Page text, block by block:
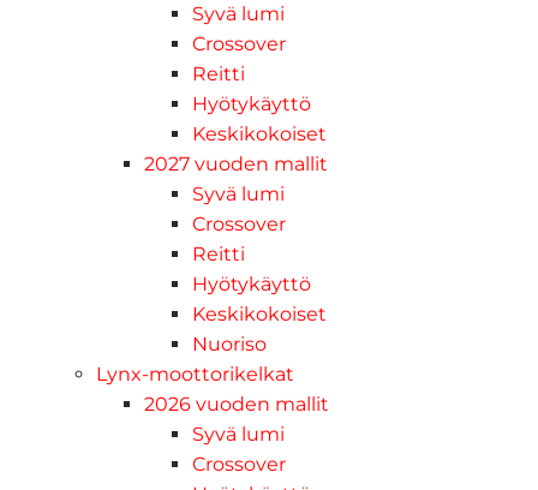
Syvä lumi
Crossover
Reitti
Hyötykäyttö
Keskikokoiset
2027 vuoden mallit
Syvä lumi
Crossover
Reitti
Hyötykäyttö
Keskikokoiset
Nuoriso
Lynx-moottorikelkat
2026 vuoden mallit
Syvä lumi
Crossover